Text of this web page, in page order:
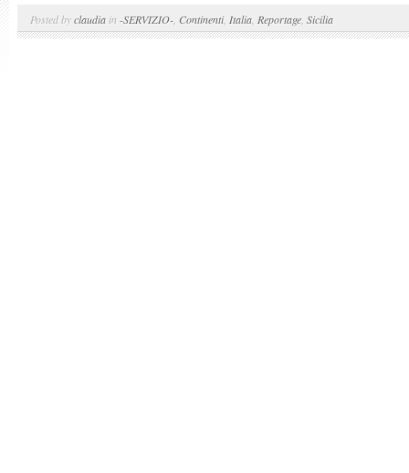
Posted byclaudia in -SERVIZIO- Continenti, Italia Reportage Sicilia